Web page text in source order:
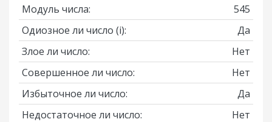
Модуль числа:
545
Одиозное ли число (i):
Да
Злое ли число:
Нет
Совершенное ли число:
Нет
Избыточное ли число:
Да
Недостаточное ли число:
Нет